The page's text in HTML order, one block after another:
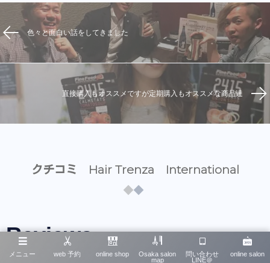
色々と面白い話をしてきました
直接購入もオススメですが定期購入もオススメな商品達
クチコミ Hair Trenza International
Reviews
メニュー web 予約 online shop
Osaka salon
map
問い合わせ
LINE＠
online salon